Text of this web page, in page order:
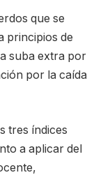
que se
principios de
suba extra por
por la caída
tres índices
a aplicar del